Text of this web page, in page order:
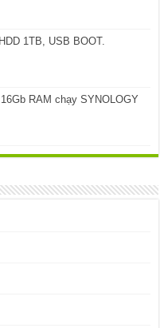
1TB, USB BOOT.
RAM chạy SYNOLOGY